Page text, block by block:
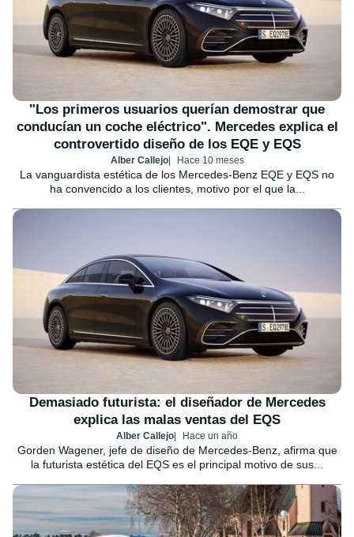
"Los primeros usuarios querían demostrar que
conducían un coche eléctrico". Mercedes explica el
controvertido diseño de los EQE y EQS
Alber Callejo Hace 10 meses
La vanguardista estética de los Mercedes-Benz EQE y EQS no
ha convencido a los clientes, motivo por el que la...
Demasiado futurista: el diseñador de Mercedes
explica las malas ventas del EQS
Alber Callejo Hace un año
Gorden Wagener, jefe de diseño de Mercedes-Benz, afirma que
la futurista estética del EQS es el principal motivo de sus...